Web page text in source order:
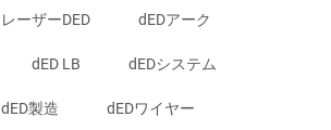
レーザーDED dEDアーク
dED LB dEDシステム
dED製造 dEDワイヤー